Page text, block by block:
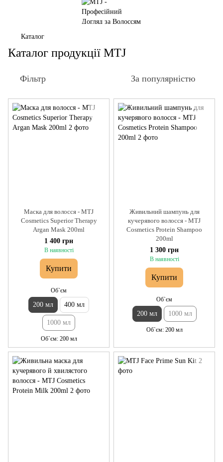
Каталог
Каталог продукції MTJ
Фільтр За популярністю
Маска для волосся - MTJ
Cosmetics Superior Therapy
Argan Mask 200ml
1 400 грн
В наявності
Купити
Об`єм
200 мл 400 мл
1000 мл
Об`єм 200 мл
Живильний шампунь для
кучерявого волосся - MTJ
Cosmetics Protein Shampoo
200ml
1 300 грн
В наявності
Купити
Об`єм
200 мл 1000 мл
Об`єм 200 мл